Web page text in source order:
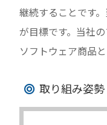
継続することです
が目標です。当社
ソフトウェア商品
取り組み姿勢